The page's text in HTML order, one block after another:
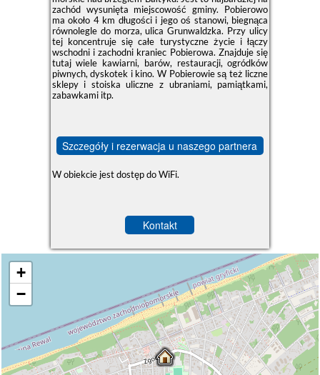
zachód wysunięta miejscowość gminy. Pobierowo
ma około 4 km długości i jego oś stanowi, biegnąca
równolegle do morza, ulica Grunwaldzka. Przy ulicy
tej koncentruje się całe turystyczne życie i łączy
wschodni i zachodni kraniec Pobierowa. Znajduje się
tutaj wiele kawiarni, barów, restauracji, ogródków
piwnych, dyskotek i kino. W Pobierowie są też liczne
sklepy i stoiska uliczne z ubraniami, pamiątkami,
zabawkami itp.
Szczegóły i rezerwacja u naszego partnera
W obiekcie jest dostęp do WiFi.
Kontakt
+
−